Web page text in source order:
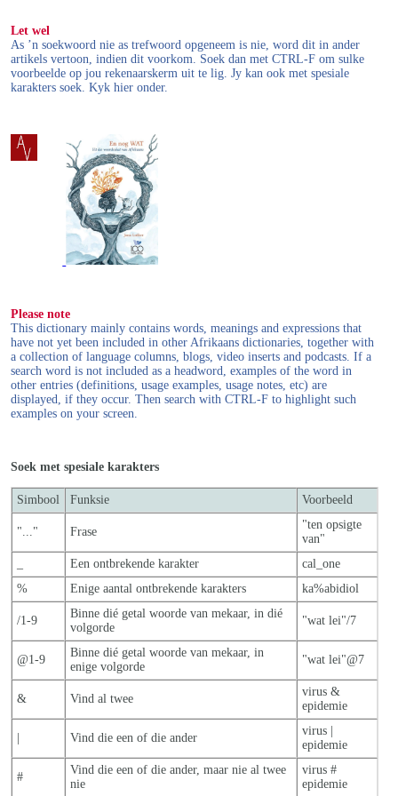
Let wel
As ’n soekwoord nie as trefwoord opgeneem is nie, word dit in ander
artikels vertoon, indien dit voorkom. Soek dan met CTRL-F om sulke
voorbeelde op jou rekenaarskerm uit te lig. Jy kan ook met spesiale
karakters soek. Kyk hier onder.
Please note
This dictionary mainly contains words, meanings and expressions that
have not yet been included in other Afrikaans dictionaries, together with
a collection of language columns, blogs, video inserts and podcasts. If a
search word is not included as a headword, examples of the word in
other entries (definitions, usage examples, usage notes, etc) are
displayed, if they occur. Then search with CTRL-F to highlight such
examples on your screen.
Soek met spesiale karakters
Simbool Funksie Voorbeeld
"..." Frase
"ten opsigte
van"
Een ontbrekende karakter
cal_one
%
Enige aantal ontbrekende karakters ka%abidiol
/1-9
Binne dié getal woorde van mekaar, in dié
volgorde
"wat lei"/7
@1-9
Binne dié getal woorde van mekaar, in
enige volgorde
"wat lei"@7
& Vind al twee
virus &
epidemie
Vind die een of die ander
virus |
epidemie
#
Vind die een of die ander, maar nie al twee
nie
virus #
epidemie